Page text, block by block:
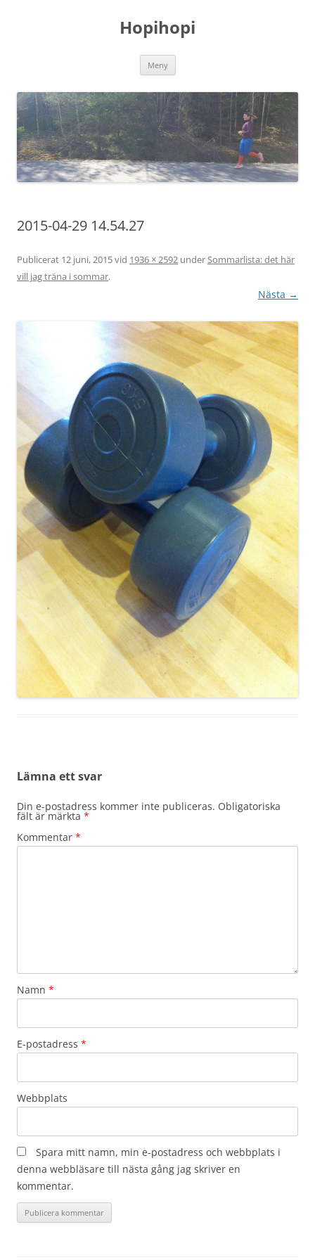
Hopihopi
Meny
2015-04-29 14.54.27
Publicerat 12 juni, 2015vid 1936 × 2592 under Sommarlista: det här
vill jag träna i sommar.
Nästa →
Lämna ett svar
Din e-postadress kommer inte publiceras. Obligatoriska
fält är märkta *
Kommentar *
Namn *
E-postadress *
Webbplats
Spara mitt namn, min e-postadress och webbplats i
denna webbläsare till nästa gång jag skriver en
kommentar.